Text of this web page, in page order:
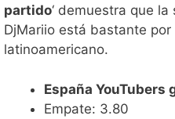
partido‘ demuestra que
DjMariio está bastante
latinoamericano.
España YouTubers
Empate: 3.80